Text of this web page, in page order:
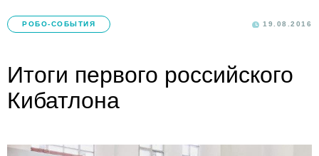
РОБО-СОБЫТИЯ 19.08.2016
Итоги первого российского
Кибатлона